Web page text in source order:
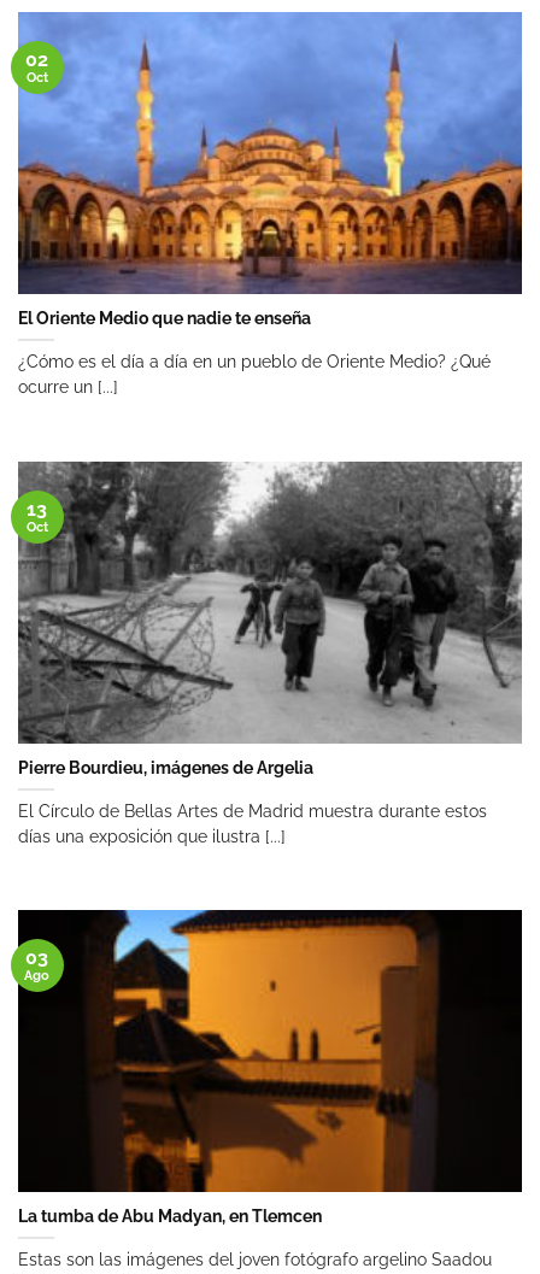
El Oriente Medio que nadie te enseña
¿Cómo es el día a día en un pueblo de Oriente Medio? ¿Qué
ocurre un [...]
02
Oct
Pierre Bourdieu, imágenes de Argelia
El Círculo de Bellas Artes de Madrid muestra durante estos
días una exposición que ilustra [...]
13
Oct
La tumba de Abu Madyan, en Tlemcen
Estas son las imágenes del joven fotógrafo argelino Saadou
03
Ago